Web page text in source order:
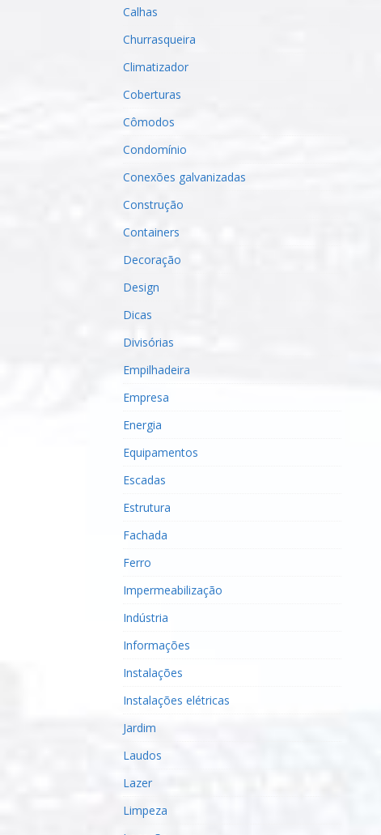
Calhas
Churrasqueira
Climatizador
Coberturas
Cômodos
Condomínio
Conexões galvanizadas
Construção
Containers
Decoração
Design
Dicas
Divisórias
Empilhadeira
Empresa
Energia
Equipamentos
Escadas
Estrutura
Fachada
Ferro
Impermeabilização
Indústria
Informações
Instalações
Instalações elétricas
Jardim
Laudos
Lazer
Limpeza